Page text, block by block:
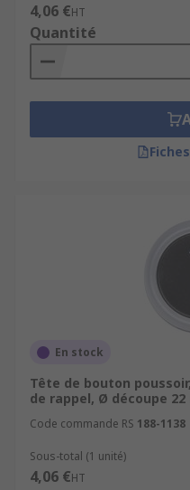
4,06 €HT
Quantité
En stock
Tête de bouton poussoir,
de rappel, Ø découpe 22
Code commande RS 188-1138
Sous-total (1 unité)
4,06 €HT